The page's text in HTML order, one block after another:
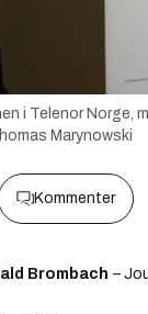
i Telenor
Marynowski
Kommenter
Brombach –